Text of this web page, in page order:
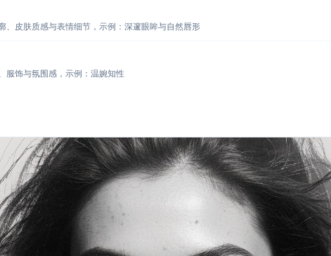
、皮肤质感与表情细节，示例：深邃眼眸与自然唇形
服饰与氛围感，示例：温婉知性